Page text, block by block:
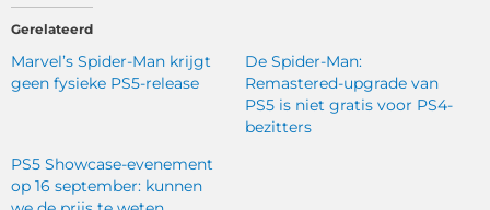
Gerelateerd
Marvel’s Spider-Man krijgt
geen fysieke PS5-release
De Spider-Man:
Remastered-upgrade van
PS5 is niet gratis voor PS4-
bezitters
PS5 Showcase-evenement
op 16 september: kunnen